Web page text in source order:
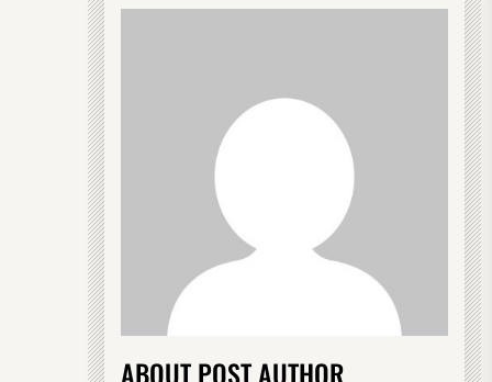
ABOUT POST AUTHOR